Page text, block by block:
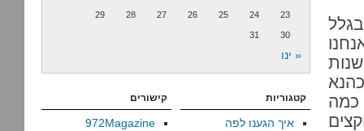
כמה
23
24
25
26
27
28
29
30
31
« ינו
קטגוריות
איך הגענו לפה
קישורים
972Magazine